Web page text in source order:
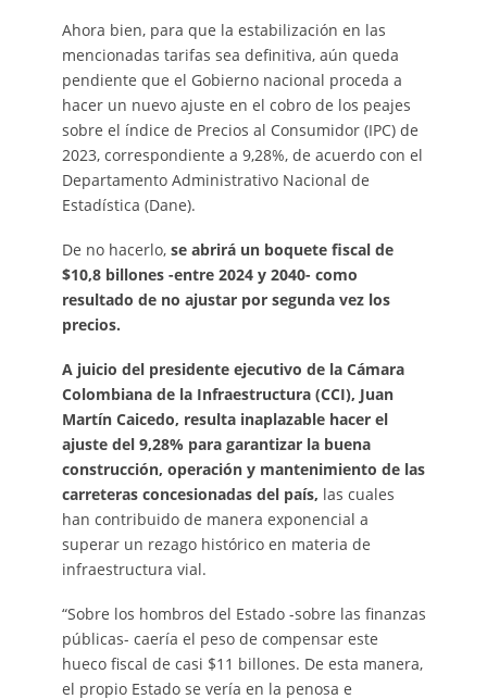
Ahora bien, para que la estabilización en las
mencionadas tarifas sea definitiva, aún queda
pendiente que el Gobierno nacional proceda a
hacer un nuevo ajuste en el cobro de los peajes
sobre el índice de Precios al Consumidor (IPC) de
2023, correspondiente a 9,28%, de acuerdo con el
Departamento Administrativo Nacional de
Estadística (Dane).
De no hacerlo,se abrirá un boquete fiscal de
$10,8 billones -entre 2024 y 2040- como
resultado de no ajustar por segunda vez los
precios.
A juicio del presidente ejecutivo de la Cámara
Colombiana de la Infraestructura (CCI), Juan
Martín Caicedo, resulta inaplazable hacer el
ajuste del 9,28% para garantizar la buena
construcción, operación y mantenimiento de las
carreteras concesionadas del país, las cuales
han contribuido de manera exponencial a
superar un rezago histórico en materia de
infraestructura vial.
“Sobre los hombros del Estado -sobre las finanzas
públicas- caería el peso de compensar este
hueco fiscal de casi $11 billones. De esta manera,
el propio Estado se vería en la penosa e